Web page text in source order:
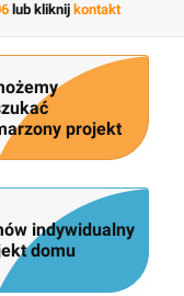
lub kliknij kontakt
projekt
indywidualny
domu